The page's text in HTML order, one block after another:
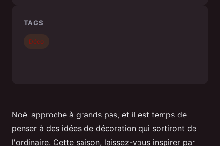
Noël approche à grands pas, et il est temps de
penser à des idées de décoration qui sortiront de
l'ordinaire. Cette saison, laissez-vous inspirer par
TAGS
Déco